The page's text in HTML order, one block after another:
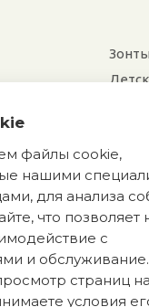
Зонты
Патчи
файлы cookie,
нашими
для анализа
что позволяет
с
и обслуживание.
страниц
условия